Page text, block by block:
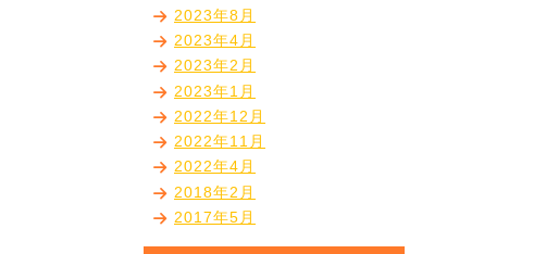
2023年8月
2023年4月
2023年2月
2023年1月
2022年12月
2022年11月
2022年4月
2018年2月
2017年5月